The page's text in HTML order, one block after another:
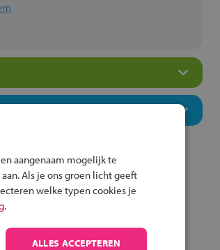
bij
aangenaam mogelijk te
Als je ons groen licht geeft
welke typen cookies je
ALLES ACCEPTEREN